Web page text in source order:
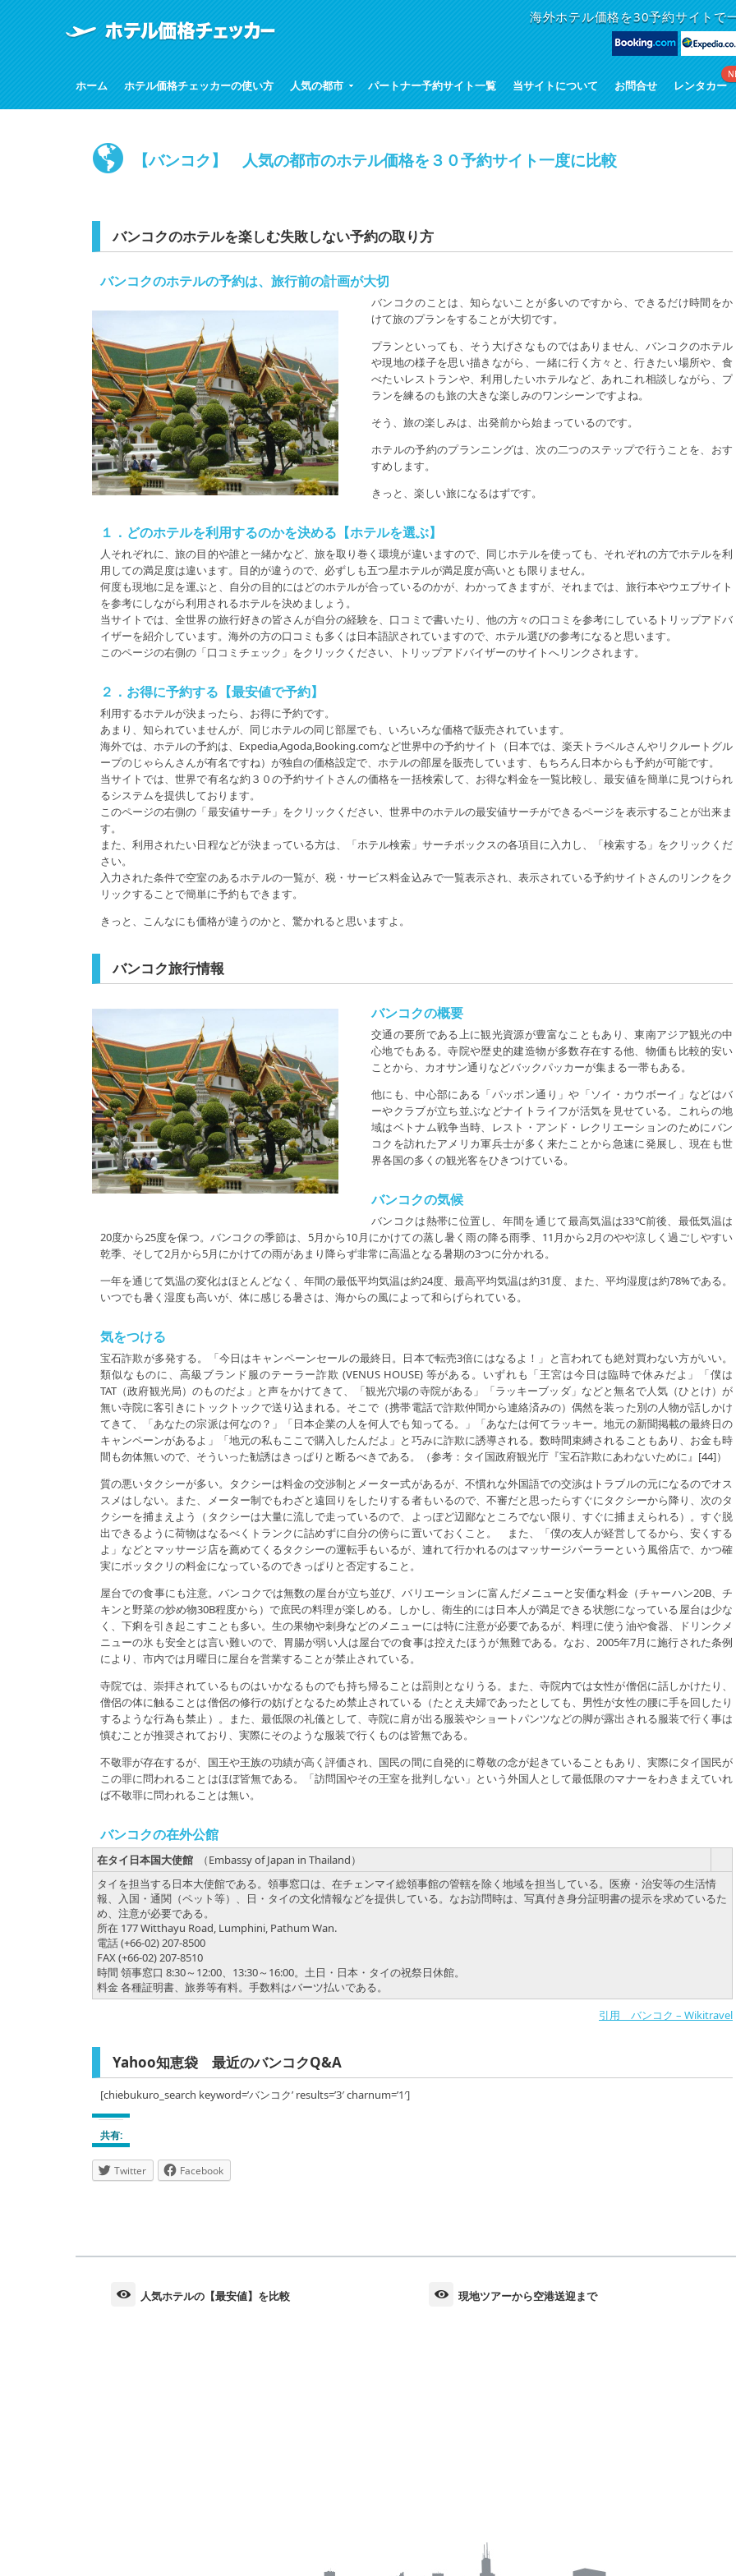
海外ホテル価格を30予約サイトで
ホーム ホテル価格チェッカーの使い方 人気の都市 パートナー予約サイト一覧 当サイトについて お問合せ レンタカー
【バンコク】 人気の都市のホテル価格を３０予約サイト一度に比較
バンコクのホテルを楽しむ失敗しない予約の取り方
バンコクのホテルの予約は、旅行前の計画が大切
バンコクのことは、知らないことが多いのですから、できるだけ時間をか
けて旅のプランをすることが大切です。
プランといっても、そう大げさなものではありません、バンコクのホテル
や現地の様子を思い描きながら、一緒に行く方々と、行きたい場所や、食
べたいレストランや、利用したいホテルなど、あれこれ相談しながら、プ
ランを練るのも旅の大きな楽しみのワンシーンですよね。
そう、旅の楽しみは、出発前から始まっているのです。
ホテルの予約のプランニングは、次の二つのステップで行うことを、おす
すめします。
きっと、楽しい旅になるはずです。
１．どのホテルを利用するのかを決める【ホテルを選ぶ】
人それぞれに、旅の目的や誰と一緒かなど、旅を取り巻く環境が違いますので、同じホテルを使っても、それぞれの方でホテルを利
用しての満足度は違います。目的が違うので、必ずしも五つ星ホテルが満足度が高いとも限りません。
何度も現地に足を運ぶと、自分の目的にはどのホテルが合っているのかが、わかってきますが、それまでは、旅行本やウエブサイト
を参考にしながら利用されるホテルを決めましょう。
当サイトでは、全世界の旅行好きの皆さんが自分の経験を、口コミで書いたり、他の方々の口コミを参考にしているトリップアドバ
イザーを紹介しています。海外の方の口コミも多くは日本語訳されていますので、ホテル選びの参考になると思います。
このページの右側の「口コミチェック」をクリックください、トリップアドバイザーのサイトへリンクされます。
２．お得に予約する【最安値で予約】
利用するホテルが決まったら、お得に予約です。
あまり、知られていませんが、同じホテルの同じ部屋でも、いろいろな価格で販売されています。
海外では、ホテルの予約は、Expedia,Agoda,Booking.comなど世界中の予約サイト（日本では、楽天トラベルさんやリクルートグル
ープのじゃらんさんが有名ですね）が独自の価格設定で、ホテルの部屋を販売しています、もちろん日本からも予約が可能です。
当サイトでは、世界で有名な約３０の予約サイトさんの価格を一括検索して、お得な料金を一覧比較し、最安値を簡単に見つけられ
るシステムを提供しております。
このページの右側の「最安値サーチ」をクリックください、世界中のホテルの最安値サーチができるページを表示することが出来ま
す。
また、利用されたい日程などが決まっている方は、「ホテル検索」サーチボックスの各項目に入力し、「検索する」をクリックくだ
さい。
入力された条件で空室のあるホテルの一覧が、税・サービス料金込みで一覧表示され、表示されている予約サイトさんのリンクをク
リックすることで簡単に予約もできます。
きっと、こんなにも価格が違うのかと、驚かれると思いますよ。
バンコク旅行情報
バンコクの概要
交通の要所である上に観光資源が豊富なこともあり、東南アジア観光の中
心地でもある。寺院や歴史的建造物が多数存在する他、物価も比較的安い
ことから、カオサン通りなどバックパッカーが集まる一帯もある。
他にも、中心部にある「パッポン通り」や「ソイ・カウボーイ」などはバ
ーやクラブが立ち並ぶなどナイトライフが活気を見せている。これらの地
域はベトナム戦争当時、レスト・アンド・レクリエーションのためにバン
コクを訪れたアメリカ軍兵士が多く来たことから急速に発展し、現在も世
界各国の多くの観光客をひきつけている。
バンコクの気候
バンコクは熱帯に位置し、年間を通じて最高気温は33℃前後、最低気温は
20度から25度を保つ。バンコクの季節は、5月から10月にかけての蒸し暑く雨の降る雨季、11月から2月のやや涼しく過ごしやすい
乾季、そして2月から5月にかけての雨があまり降らず非常に高温となる暑期の3つに分かれる。
一年を通じて気温の変化はほとんどなく、年間の最低平均気温は約24度、最高平均気温は約31度、また、平均湿度は約78%である。
いつでも暑く湿度も高いが、体に感じる暑さは、海からの風によって和らげられている。
気をつける
宝石詐欺が多発する。「今日はキャンペーンセールの最終日。日本で転売3倍にはなるよ！」と言われても絶対買わない方がいい。
類似なものに、高級ブランド服のテーラー詐欺 (VENUS HOUSE) 等がある。いずれも「王宮は今日は臨時で休みだよ」「僕は
TAT（政府観光局）のものだよ」と声をかけてきて、「観光穴場の寺院がある」「ラッキーブッダ」などと無名で人気（ひとけ）が
無い寺院に客引きにトックトックで送り込まれる。そこで（携帯電話で詐欺仲間から連絡済みの）偶然を装った別の人物が話しかけ
てきて、「あなたの宗派は何なの？」「日本企業の人を何人でも知ってる。」「あなたは何てラッキー。地元の新聞掲載の最終日の
キャンペーンがあるよ」「地元の私もここで購入したんだよ」と巧みに詐欺に誘導される。数時間束縛されることもあり、お金も時
間も勿体無いので、そういった勧誘はきっぱりと断るべきである。（参考：タイ国政府観光庁『宝石詐欺にあわないために』[44]）
質の悪いタクシーが多い。タクシーは料金の交渉制とメーター式があるが、不慣れな外国語での交渉はトラブルの元になるのでオス
スメはしない。また、メーター制でもわざと遠回りをしたりする者もいるので、不審だと思ったらすぐにタクシーから降り、次のタ
クシーを捕まえよう（タクシーは大量に流しで走っているので、よっぽど辺鄙なところでない限り、すぐに捕まえられる）。すぐ脱
出できるように荷物はなるべくトランクに詰めずに自分の傍らに置いておくこと。 また、「僕の友人が経営してるから、安くする
よ」などとマッサージ店を薦めてくるタクシーの運転手もいるが、連れて行かれるのはマッサージパーラーという風俗店で、かつ確
実にボッタクリの料金になっているのできっぱりと否定すること。
屋台での食事にも注意。バンコクでは無数の屋台が立ち並び、バリエーションに富んだメニューと安価な料金（チャーハン20B、チ
キンと野菜の炒め物30B程度から）で庶民の料理が楽しめる。しかし、衛生的には日本人が満足できる状態になっている屋台は少な
く、下痢を引き起こすことも多い。生の果物や刺身などのメニューには特に注意が必要であるが、料理に使う油や食器、ドリンクメ
ニューの氷も安全とは言い難いので、胃腸が弱い人は屋台での食事は控えたほうが無難である。なお、2005年7月に施行された条例
により、市内では月曜日に屋台を営業することが禁止されている。
寺院では、崇拝されているものはいかなるものでも持ち帰ることは罰則となりうる。また、寺院内では女性が僧侶に話しかけたり、
僧侶の体に触ることは僧侶の修行の妨げとなるため禁止されている（たとえ夫婦であったとしても、男性が女性の腰に手を回したり
するような行為も禁止）。また、最低限の礼儀として、寺院に肩が出る服装やショートパンツなどの脚が露出される服装で行く事は
慎むことが推奨されており、実際にそのような服装で行くものは皆無である。
不敬罪が存在するが、国王や王族の功績が高く評価され、国民の間に自発的に尊敬の念が起きていることもあり、実際にタイ国民が
この罪に問われることはほぼ皆無である。「訪問国やその王室を批判しない」という外国人として最低限のマナーをわきまえていれ
ば不敬罪に問われることは無い。
バンコクの在外公館
在タイ日本国大使館
（Embassy of Japan in Thailand）
タイを担当する日本大使館である。領事窓口は、在チェンマイ総領事館の管轄を除く地域を担当している。医療・治安等の生活情
報、入国・通関（ペット等）、日・タイの文化情報などを提供している。なお訪問時は、写真付き身分証明書の提示を求めているた
め、注意が必要である。
所在 177 Witthayu Road, Lumphini, Pathum Wan.
電話 (+66-02) 207-8500
FAX (+66-02) 207-8510
時間 領事窓口 8:30～12:00、13:30～16:00。土日・日本・タイの祝祭日休館。
料金 各種証明書、旅券等有料。手数料はバーツ払いである。
引用 バンコク – Wikitravel
Yahoo知恵袋 最近のバンコクQ&A
[chiebukuro_search keyword=’バンコク’ results=’3′ charnum=’1′]
共有:
Twitter Facebook
人気ホテルの【最安値】を比較 現地ツアーから空港送迎まで